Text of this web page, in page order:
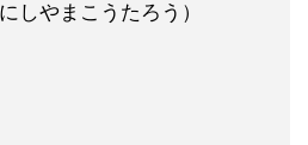
しやまこうたろう）